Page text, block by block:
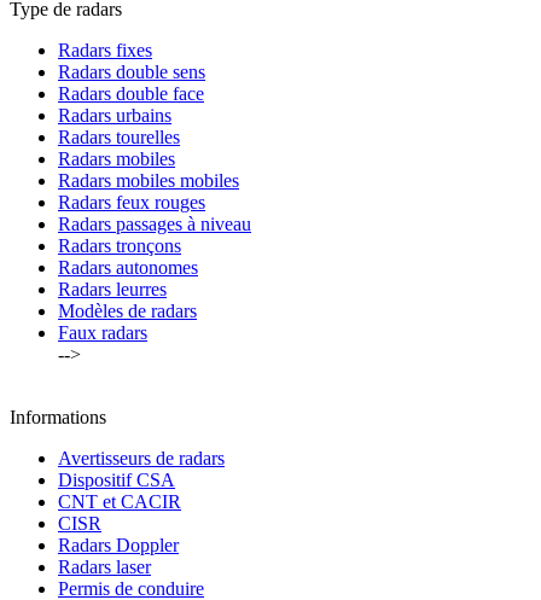
Type de radars
Radars fixes
Radars double sens
Radars double face
Radars urbains
Radars tourelles
Radars mobiles
Radars mobiles mobiles
Radars feux rouges
Radars passages à niveau
Radars tronçons
Radars autonomes
Radars leurres
Modèles de radars
Faux radars
-->
Informations
Avertisseurs de radars
Dispositif CSA
CNT et CACIR
CISR
Radars Doppler
Radars laser
Permis de conduire